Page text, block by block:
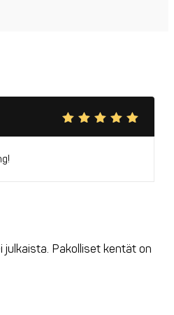
julkaista. Pakolliset kentät on